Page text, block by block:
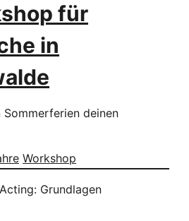
für
in
deinen
Workshop